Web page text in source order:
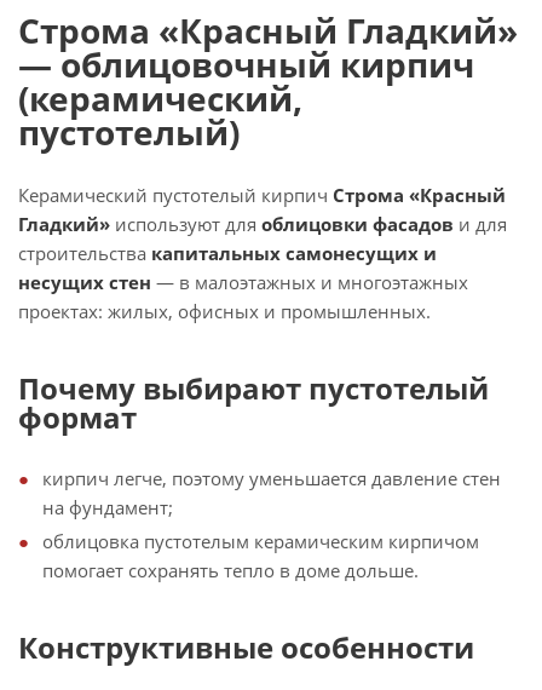
Строма «Красный Гладкий»
— облицовочный кирпич
(керамический,
пустотелый)
Керамический пустотелый кирпич Строма «Красный
Гладкий» используют для облицовки фасадов и для
строительства капитальных самонесущих и
несущих стен — в малоэтажных и многоэтажных
проектах: жилых, офисных и промышленных.
Почему выбирают пустотелый
формат
кирпич легче, поэтому уменьшается давление стен
на фундамент;
облицовка пустотелым керамическим кирпичом
помогает сохранять тепло в доме дольше.
Конструктивные особенности